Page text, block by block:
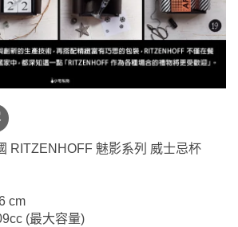
RITZENHOFF 魅影系列 威士忌杯
cm
(最大容量)